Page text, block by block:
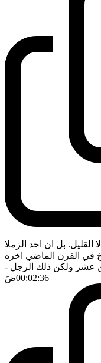
القليل. بل ان احد الزملا
في القرن الماضي اخره
عشر ولكن ذلك الرجل -
00:02:36ضَ